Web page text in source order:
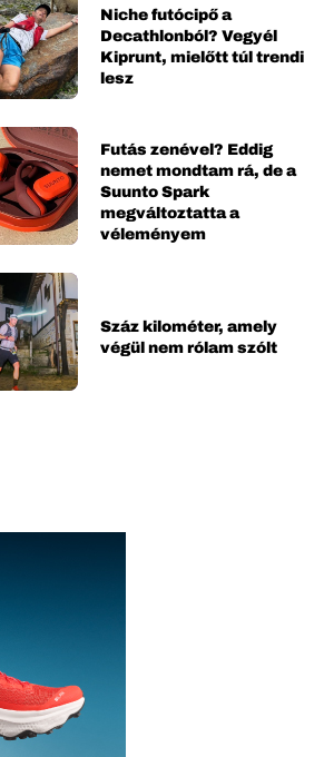
Niche futócipő a
Decathlonból? Vegyél
Kiprunt, mielőtt túl trendi
lesz
Futás zenével? Eddig
nemet mondtam rá, de a
Suunto Spark
megváltoztatta a
véleményem
Száz kilométer, amely
végül nem rólam szólt